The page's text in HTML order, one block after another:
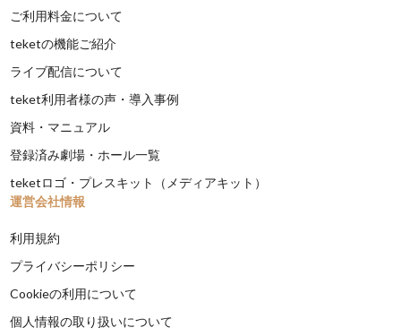
ご利用料金について
teketの機能ご紹介
ライブ配信について
teket利用者様の声・導入事例
資料・マニュアル
登録済み劇場・ホール一覧
teketロゴ・プレスキット（メディアキット）
運営会社情報
利用規約
プライバシーポリシー
Cookieの利用について
個人情報の取り扱いについて